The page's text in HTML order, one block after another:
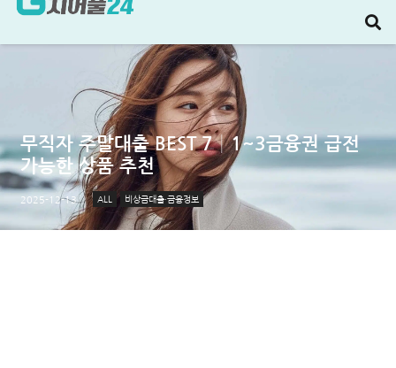
무직자 주말대출 BEST 7│1~3금융권 급전
가능한 상품 추천
2025-12-13 ALL 비상금대출·금융정보